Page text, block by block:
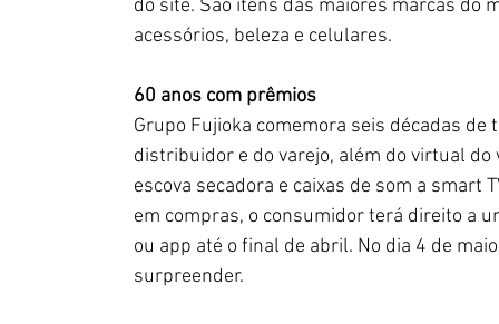
do site. São itens das maiores marcas do
acessórios, beleza e celulares.
60 anos com prêmios
Grupo Fujioka comemora seis décadas
distribuidor e do varejo, além do virtual
escova secadora e caixas de som a smart
em compras, o consumidor terá direito a
ou app até o final de abril. No dia 4 de
surpreender.